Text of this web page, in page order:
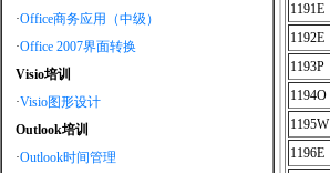
·Office商务应用（中级）
·Office 2007界面转换
Visio培训
·Visio图形设计
Outlook培训
·Outlook时间管理
1191E
1192E
1193P
1194O
1195W
1196E